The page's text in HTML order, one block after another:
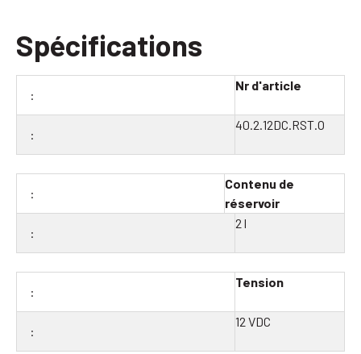
Spécifications
Nr d'article
40.2.12DC.RST.O
Contenu de
réservoir
2 l
Tension
12 VDC